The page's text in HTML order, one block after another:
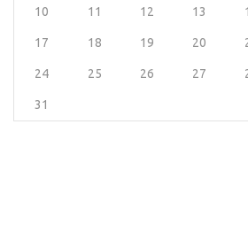
10 11 12 13
17 18 19 20
24 25 26 27
31